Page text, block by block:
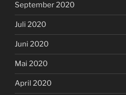
September 2020
Juli 2020
Juni 2020
Mai 2020
April 2020